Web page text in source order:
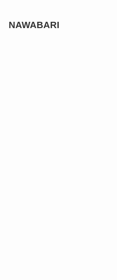
NAWABARI